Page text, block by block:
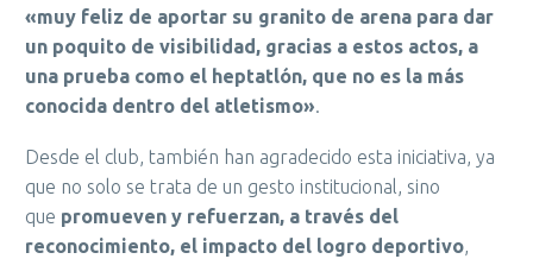
«muy feliz de aportar su granito de arena para dar
un poquito de visibilidad, gracias a estos actos, a
una prueba como el heptatlón, que no es la más
conocida dentro del atletismo».
Desde el club, también han agradecido esta iniciativa, ya
que no solo se trata de un gesto institucional, sino
que promueven y refuerzan, a través del
reconocimiento, el impacto del logro deportivo,